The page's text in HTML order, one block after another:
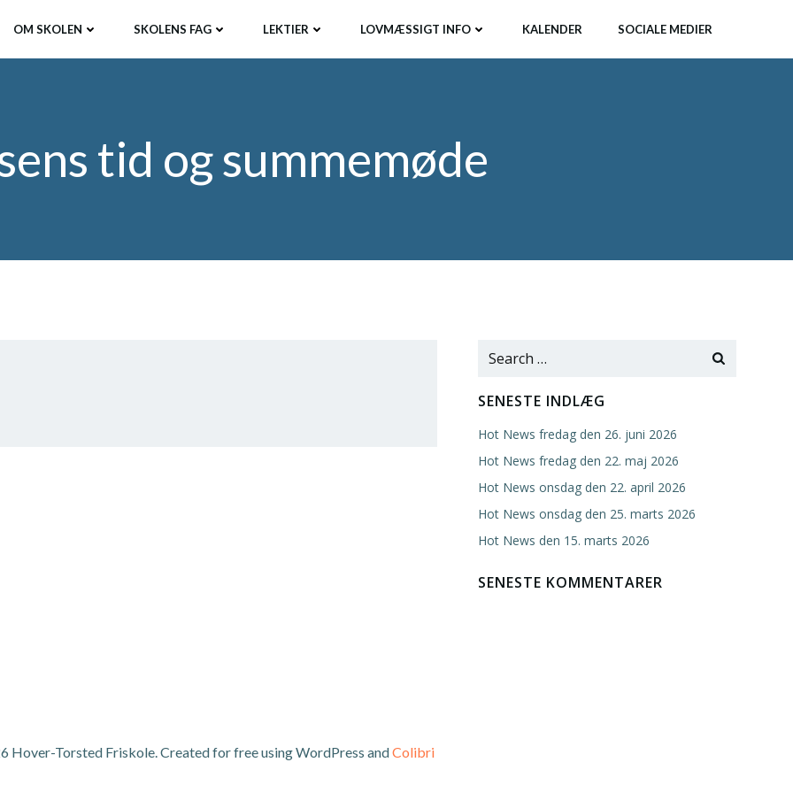
OM SKOLEN SKOLENS FAG LEKTIER LOVMÆSSIGT INFO KALENDER SOCIALE MEDIER
tid og summemøde
Search
SENESTE INDLÆG
Hot News fredag den 26. juni 2026
Hot News fredag den 22. maj 2026
Hot News onsdag den 22. april 2026
Hot News onsdag den 25. marts 2026
Hot News den 15. marts 2026
SENESTE KOMMENTARER
Hover-Torsted Friskole. Created for free using WordPress andColibri